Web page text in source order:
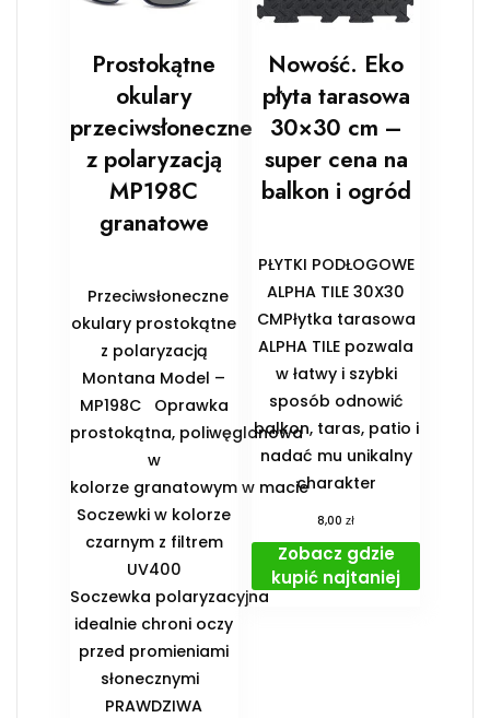
Prostokątne
okulary
przeciwsłoneczne
z polaryzacją
MP198C
granatowe
Przeciwsłoneczne
okulary prostokątne
z polaryzacją
Montana Model –
MP198C Oprawka
prostokątna, poliwęglanowa
w
kolorze granatowym w macie
Soczewki w kolorze
czarnym z filtrem
UV400
Soczewka polaryzacyjna
idealnie chroni oczy
przed promieniami
słonecznymi
PRAWDZIWA
Nowość. Eko
płyta tarasowa
30×30 cm –
super cena na
balkon i ogród
PŁYTKI PODŁOGOWE
ALPHA TILE 30X30
CMPłytka tarasowa
ALPHA TILE pozwala
w łatwy i szybki
sposób odnowić
balkon, taras, patio i
nadać mu unikalny
charakter
8,00zł
Zobacz gdzie
kupić najtaniej